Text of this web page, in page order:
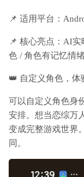
📌 适用平台：
📌 核心亮点：AI
色 / 角色有记忆情
👑 自定义角色，体
可以 自定义角色身
安排。想当恋综万
变成完整游戏世界
同。